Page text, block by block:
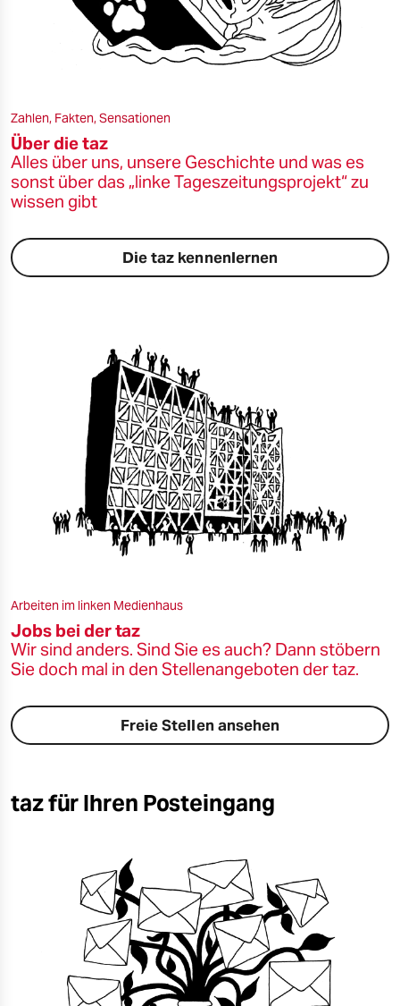
Zahlen, Fakten, Sensationen
Über die taz
Alles über uns, unsere Geschichte und was es
sonst über das „linke Tageszeitungsprojekt“ zu
wissen gibt
Die taz kennenlernen
Arbeiten im linken Medienhaus
Jobs bei der taz
Wir sind anders. Sind Sie es auch? Dann stöbern
Sie doch mal in den Stellenangeboten der taz.
Freie Stellen ansehen
taz für Ihren Posteingang